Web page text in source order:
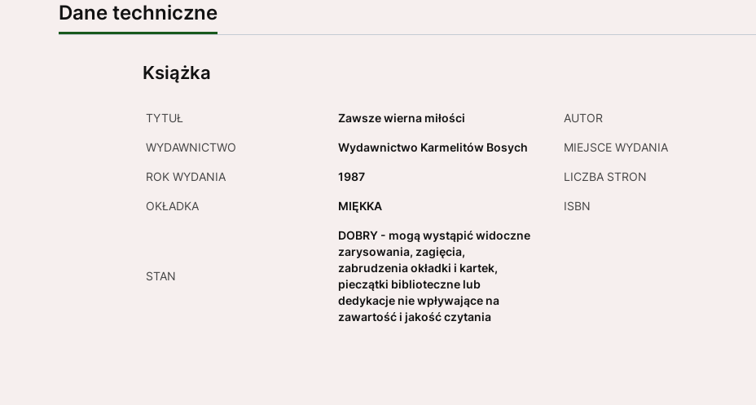
Dane techniczne
Książka
TYTUŁ Zawsze wierna miłości AUTOR
WYDAWNICTWO Wydawnictwo Karmelitów Bosych MIEJSCE WYDANIA
ROK WYDANIA 1987 LICZBA STRON
OKŁADKA MIĘKKA ISBN
STAN
DOBRY - mogą wystąpić widoczne
zarysowania, zagięcia,
zabrudzenia okładki i kartek,
pieczątki biblioteczne lub
dedykacje nie wpływające na
zawartość i jakość czytania